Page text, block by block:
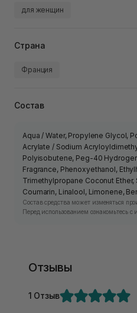
для женщин
Страна
Франция
Состав
Aqua / Water, Propylene Glycol,
Acrylate / Sodium
Polyisobutene, Peg-40
Fragrance, Phenoxyethanol,
Trimethylpropane Coconut
Coumarin, Linalool, Limonene,
Состав средства может изменяться
Перед использованием ознакомьтесь
Отзывы
1 Отзыв